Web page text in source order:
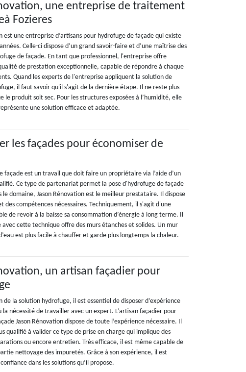
une entreprise de traitement
Fozieres
est une entreprise d’artisans pour hydrofuge de façade qui existe
Celle-ci dispose d’un grand savoir-faire et d’une maîtrise des
de façade. En tant que professionnel, l'entreprise offre
de prestation exceptionnelle, capable de répondre à chaque
Quand les experts de l'entreprise appliquent la solution de
il faut savoir qu'il s'agit de la dernière étape. Il ne reste plus
le produit soit sec. Pour les structures exposées à l’humidité, elle
une solution efficace et adaptée.
les façades pour économiser de
façade est un travail que doit faire un propriétaire via l’aide d’un
Ce type de partenariat permet la pose d'hydrofuge de façade
le domaine, Jason Rénovation est le meilleur prestataire. Il dispose
des compétences nécessaires. Techniquement, il s'agit d'une
de revoir à la baisse sa consommation d’énergie à long terme. Il
avec cette technique offre des murs étanches et solides. Un mur
est plus facile à chauffer et garde plus longtemps la chaleur.
un artisan façadier pour
de la solution hydrofuge, il est essentiel de disposer d’expérience
la nécessité de travailler avec un expert. L’artisan façadier pour
Jason Rénovation dispose de toute l’expérience nécessaire. Il
qualifié à valider ce type de prise en charge qui implique des
ou encore entretien. Très efficace, il est même capable de
nettoyage des impuretés. Grâce à son expérience, il est
dans les solutions qu’il propose.